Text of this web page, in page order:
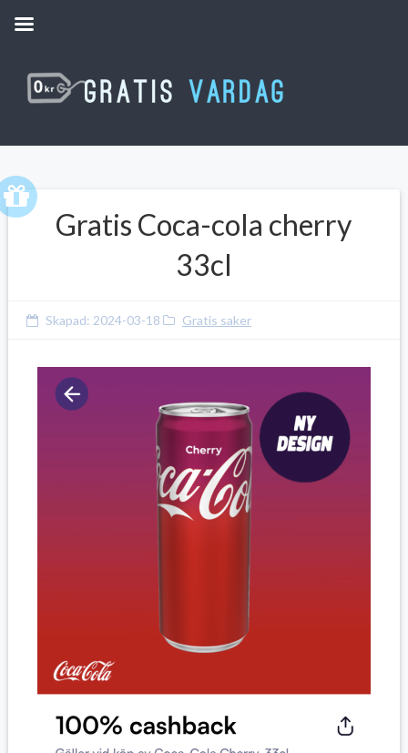
Gratis Coca-cola cherry
33cl
Skapad: 2024-03-18 Gratis saker